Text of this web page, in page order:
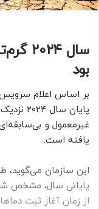
سال
بود
پایان
یافته است.
این سازمان می‌گوید،
از زمان آغاز ثبت